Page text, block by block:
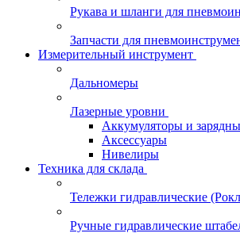
Рукава и шланги для
Запчасти для
Измерительный инструмент
Дальномеры
Лазерные уровни
Аккумуляторы и
Аксессуары
Нивелиры
Техника для склада
Тележки гидравлические
Ручные гидравлические